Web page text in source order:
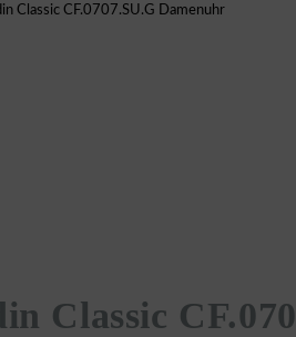
Classic CF.0707.SU.G Damenuhr
Classic